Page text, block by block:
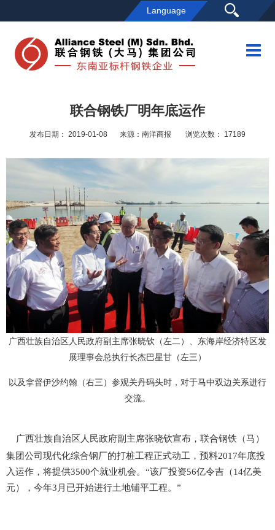
Language
公司概况
领导关怀
员工风采
联系我们
媒体中心
企业新闻
宣传短片
产品中心
核心优势
联合钢铁厂明年底运作
发布日期： 2019-01-08 来源：南洋商报 浏览次数： 17189
广西壮族自治区人民政府副主席张晓钦（左二）、东海岸经济特区发
展理事会总执行长杰巴星甘（左三）
以及拿督伊沙约翰（右三）参观关丹码头时，对于马中双边关系进行
交流。
广西壮族自治区人民政府副主席张晓钦宣布，联合钢铁（马）
集团公司现代化综合钢厂的打桩工程正式动工，预料2017年底投
入运作，将提供3500个就业机会。“该厂投资56亿令吉（14亿美
元），今年3月已开始进行土地铺平工程。”